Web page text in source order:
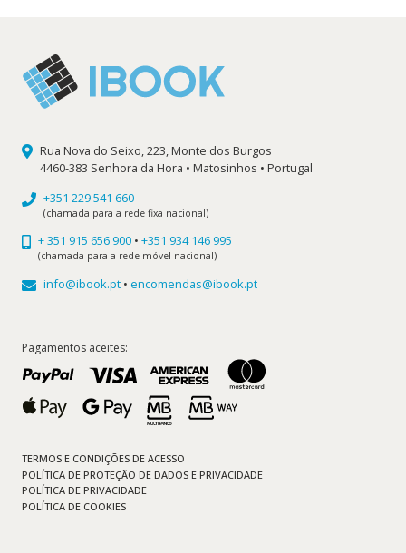
Rua Nova do Seixo, 223, Monte dos Burgos
4460-383 Senhora da Hora • Matosinhos • Portugal
+351 229 541 660
(chamada para a rede fixa nacional)
+ 351 915 656 900 • +351 934 146 995
(chamada para a rede móvel nacional)
info@ibook.pt • encomendas@ibook.pt
Pagamentos aceites:
TERMOS E CONDIÇÕES DE ACESSO
POLÍTICA DE PROTEÇÃO DE DADOS E PRIVACIDADE
POLÍTICA DE PRIVACIDADE
POLÍTICA DE COOKIES